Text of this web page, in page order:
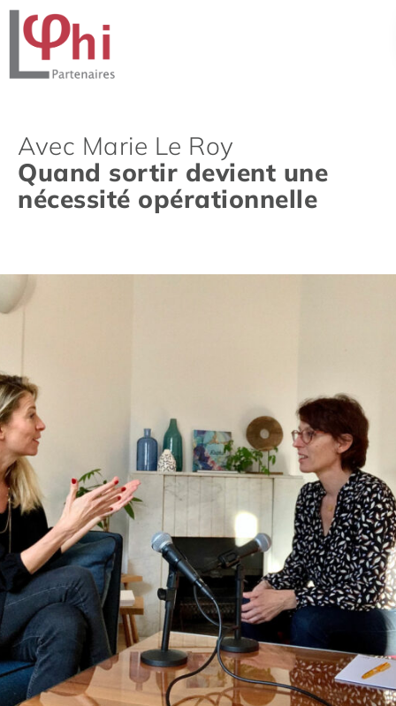
Avec Marie Le Roy
Quand sortir devient une
nécessité opérationnelle